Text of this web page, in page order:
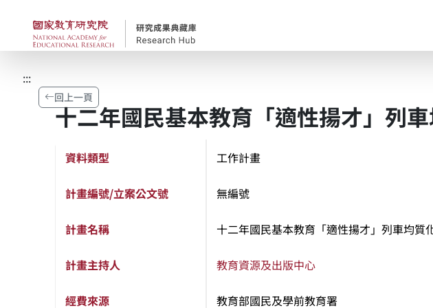
跳到主要內容國家教育研究院-研究成果典藏庫
:::
回上一頁
十二年國民基本教育「適性揚才」列
資料類型 工作計畫
計畫編號/立案公文號 無編號
計畫名稱 十二年國民基本教育「適性揚才」列車均質
計畫主持人 教育資源及出版中心
經費來源 教育部國民及學前教育署